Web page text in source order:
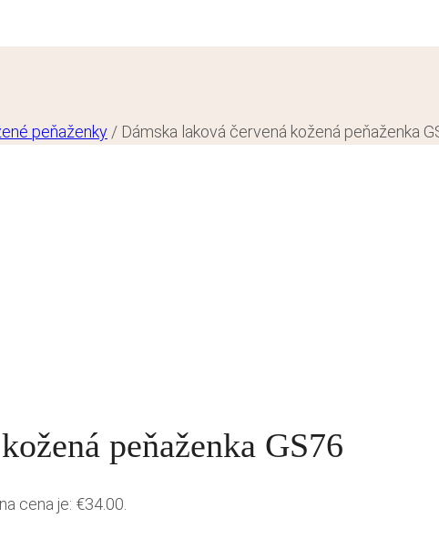
peňaženky / Dámska laková červená kožená peňaženka
peňaženka GS76
cena je: €34.00.